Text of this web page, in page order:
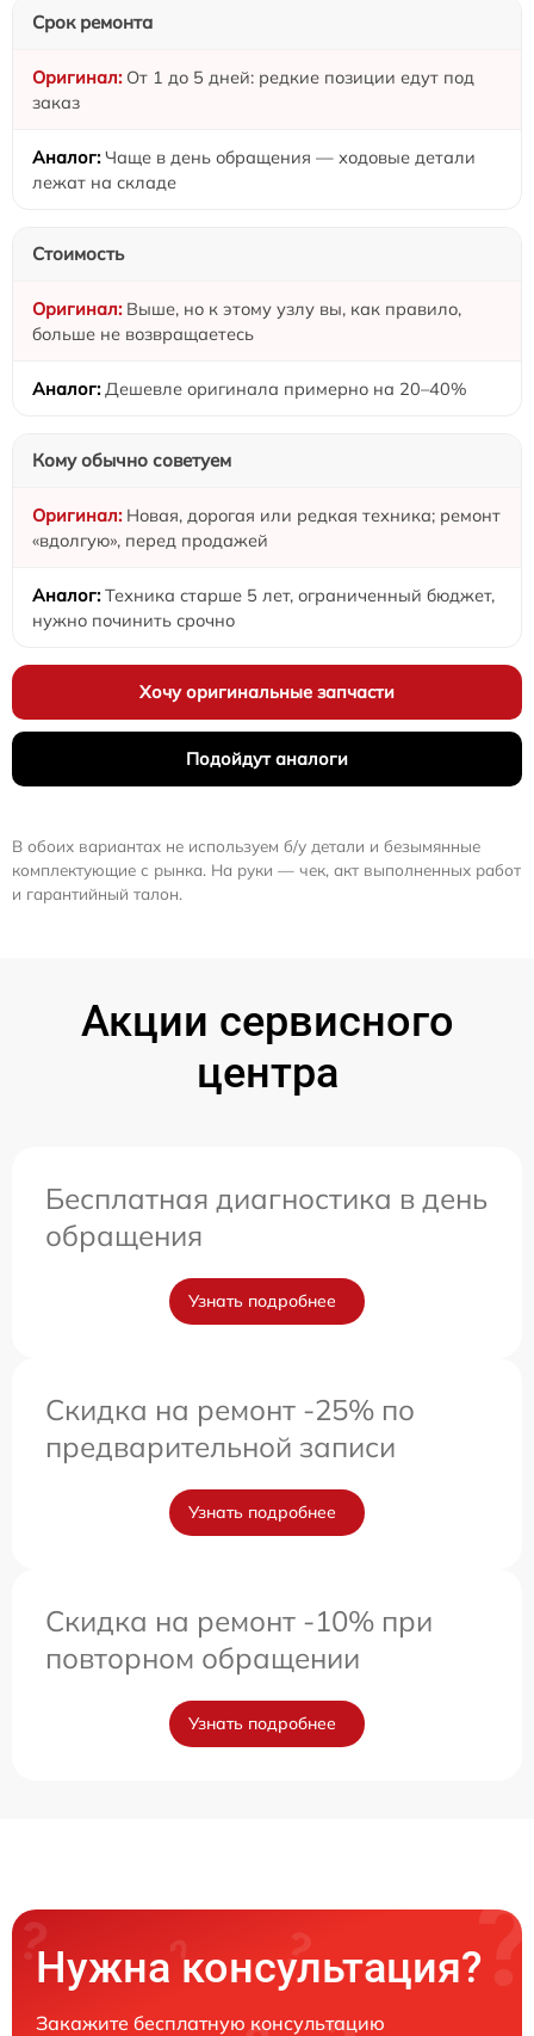
Срок ремонта
От 1 до 5 дней: редкие позиции едут под
заказ
Чаще в день обращения — ходовые детали
лежат на складе
Стоимость
Выше, но к этому узлу вы, как правило,
больше не возвращаетесь
Дешевле оригинала примерно на 20–40%
Кому обычно советуем
Новая, дорогая или редкая техника; ремонт
«вдолгую», перед продажей
Техника старше 5 лет, ограниченный бюджет,
нужно починить срочно
Хочу оригинальные запчасти
Подойдут аналоги
В обоих вариантах не используем б/у детали и безымянные
комплектующие с рынка. На руки — чек, акт выполненных работ
и гарантийный талон.
Акции сервисного
центра
Бесплатная диагностика в день
обращения
Узнать подробнее
Скидка на ремонт -25% по
предварительной записи
Узнать подробнее
Скидка на ремонт -10% при
повторном обращении
Узнать подробнее
Нужна консультация?
Закажите бесплатную консультацию